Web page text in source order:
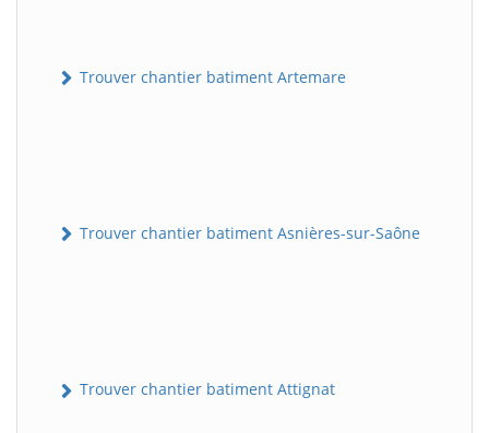
Trouver chantier batiment Artemare
Trouver chantier batiment Asnières-sur-Saône
Trouver chantier batiment Attignat